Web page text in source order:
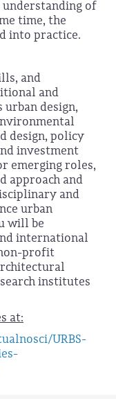
understanding of
time, the
into practice.
and
and
urban design,
design, policy
investment
emerging roles,
approach and
and
urban
will be
international
profit
institutes
at:
URBS-